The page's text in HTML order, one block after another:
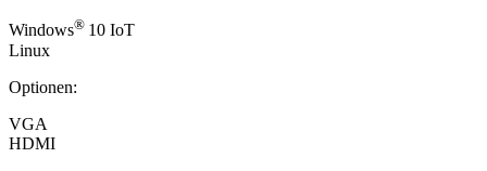
Windows® 10 IoT
Linux
Optionen:
VGA
HDMI